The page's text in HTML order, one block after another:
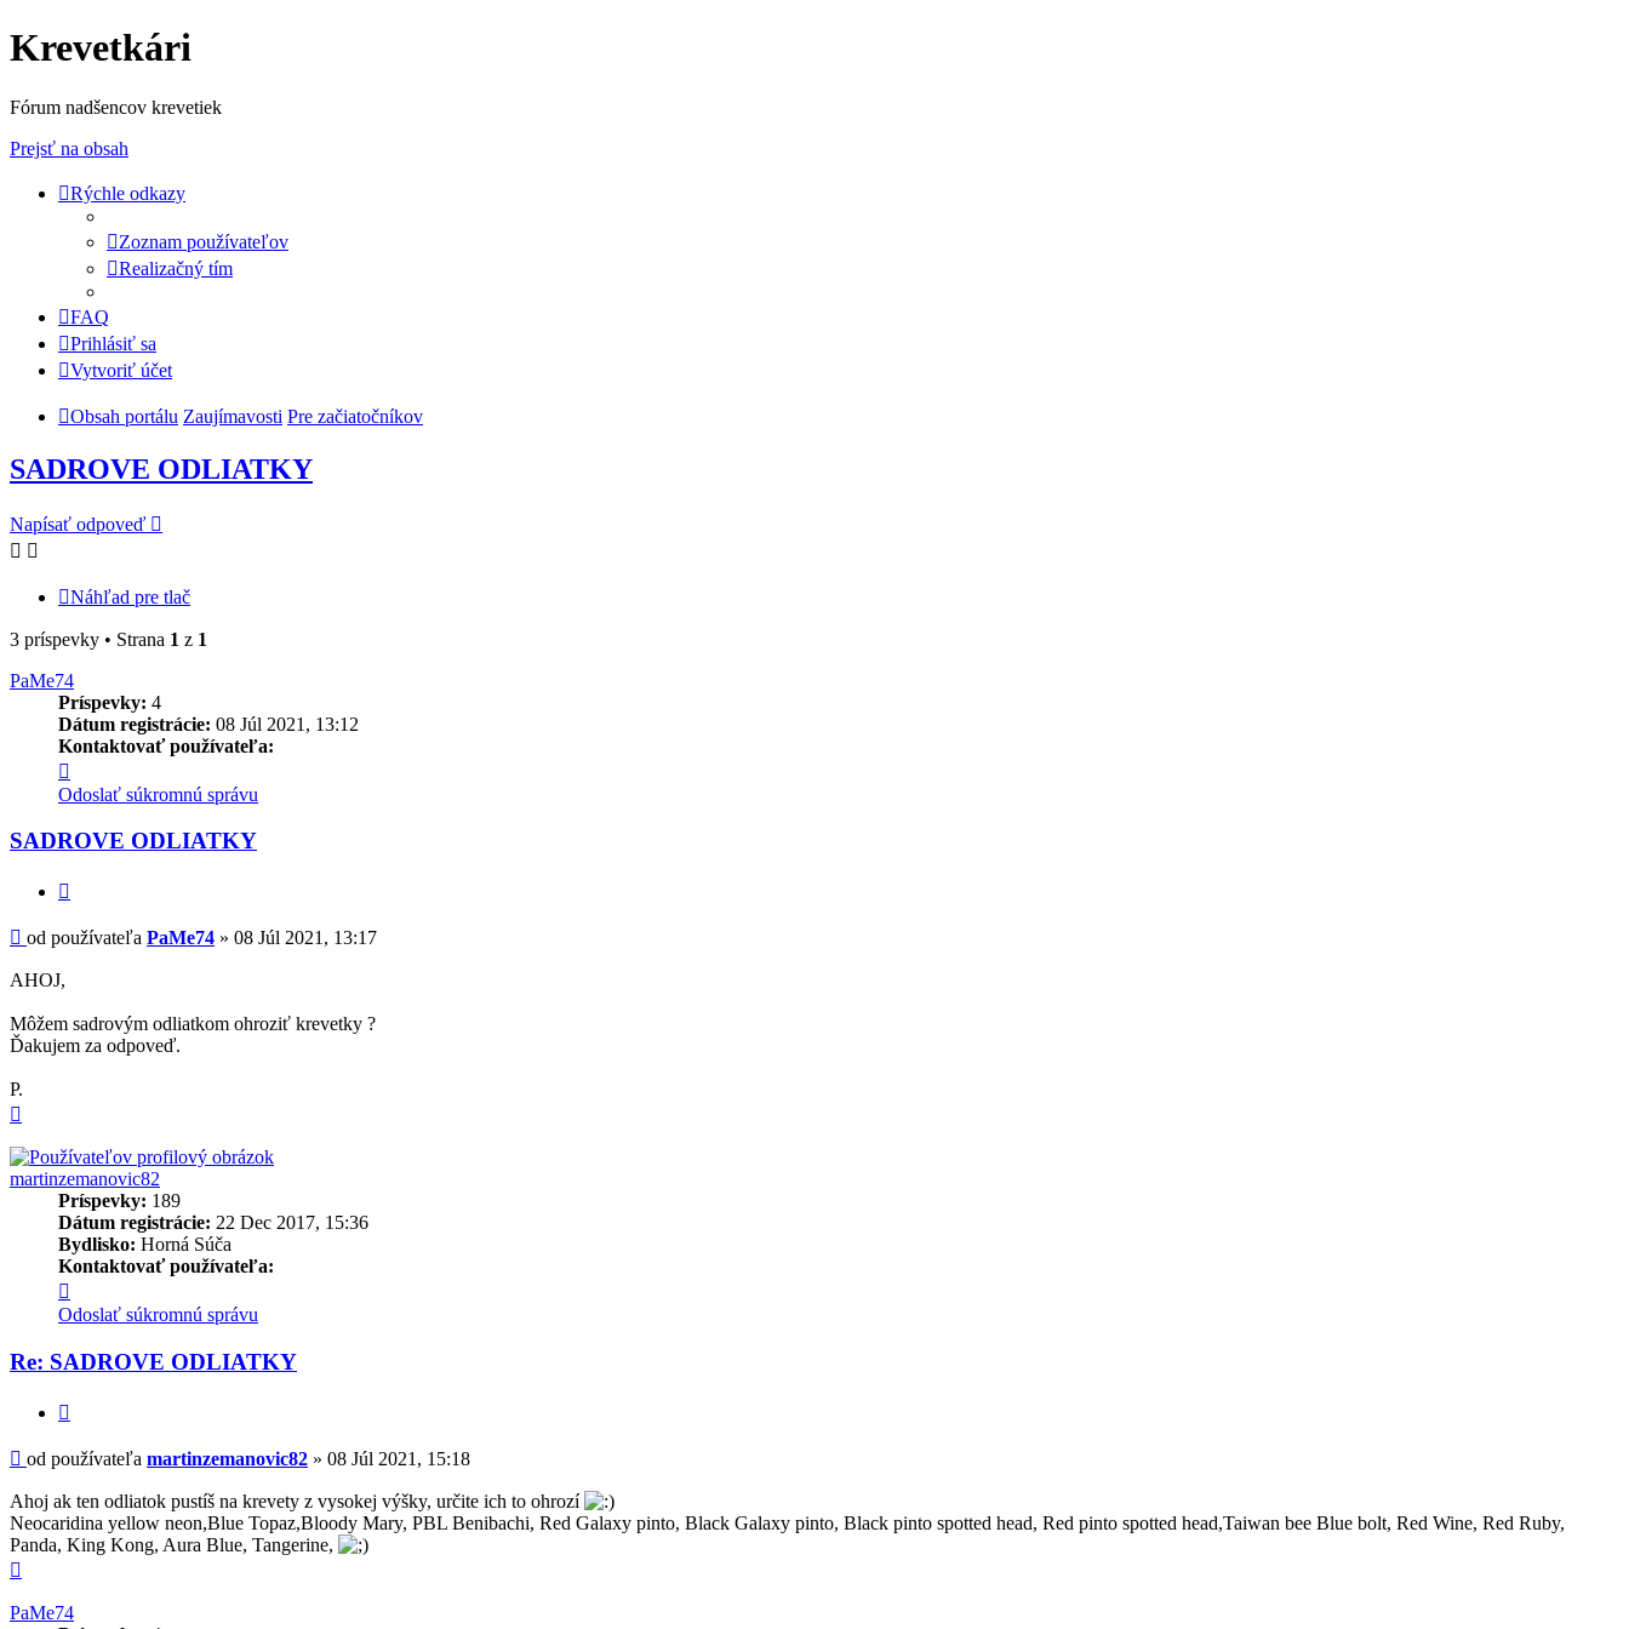
Krevetkári
Fórum nadšencov krevetiek
Prejsť na obsah
Rýchle odkazy
Zoznam používateľov
Realizačný tím
FAQ
Prihlásiť sa
Vytvoriť účet
Obsah portálu Zaujímavosti Pre začiatočníkov
SADROVE ODLIATKY
Napísať odpoveď
Náhľad pre tlač
3 príspevky • Strana 1 z 1
PaMe74
Príspevky: 4
Dátum registrácie: 08 Júl 2021, 13:12
Kontaktovať používateľa:
informácie
používateľa
-
PaMe74
Odoslať súkromnú správu
SADROVE ODLIATKY
Príspevok
od používateľa PaMe74 » 08 Júl 2021, 13:17
AHOJ,
Môžem sadrovým odliatkom ohroziť krevetky ?
Ďakujem za odpoveď.
P.
martinzemanovic82
Príspevky: 189
Dátum registrácie: 22 Dec 2017, 15:36
Bydlisko: Horná Súča
Kontaktovať používateľa:
informácie
používateľa
-
martinzemanovic82
Odoslať súkromnú správu
Re: SADROVE ODLIATKY
Príspevok
od používateľa martinzemanovic82 » 08 Júl 2021, 15:18
Ahoj ak ten odliatok pustíš na krevety z vysokej výšky, určite ich to ohrozí
Neocaridina yellow neon,Blue Topaz,Bloody Mary, PBL Benibachi, Red Galaxy pinto, Black Galaxy pinto, Black pinto spotted head, Red pinto spotted head,Taiwan bee Blue bolt, Red Wine, Red Ruby,
Panda, King Kong, Aura Blue, Tangerine,
PaMe74